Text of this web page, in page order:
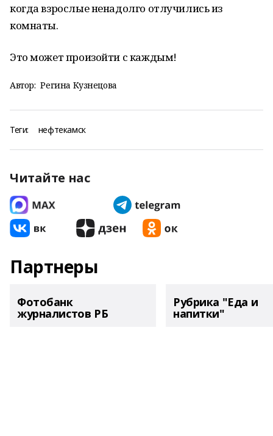
когда взрослые ненадолго отлучились из
комнаты.
Это может произойти с каждым!
Автор: Регина Кузнецова
Теги: нефтекамск
Читайте нас
Партнеры
Фотобанк
журналистов РБ
Рубрика "Еда и
напитки"